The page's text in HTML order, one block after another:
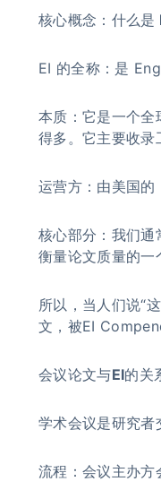
核心概念：什么是
EI 的全称：是
本质：它是一个全
得多。它主要收录
运营方：由美国的
核心部分：我们通
衡量论文质量的一
所以，当人们说“
文，被EI
会议论文与EI的关
学术会议是研究者
流程：会议主办方